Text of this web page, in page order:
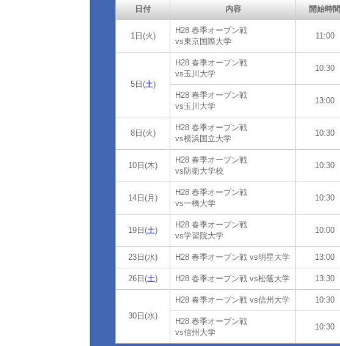
日付 内容 開始時間
1日(火)
H28 春季オープン戦
vs東京国際大学
11:00
5日(土)
H28 春季オープン戦
vs玉川大学
10:30
H28 春季オープン戦
vs玉川大学
13:00
8日(火)
H28 春季オープン戦
vs横浜国立大学
10:30
10日(木)
H28 春季オープン戦
vs防衛大学校
10:30
14日(月)
H28 春季オープン戦
vs一橋大学
10:30
19日(土)
H28 春季オープン戦
vs学習院大学
10:00
23日(水) H28 春季オープン戦 vs明星大学 13:00
26日(土) H28 春季オープン戦 vs松蔭大学 13:30
30日(水)
H28 春季オープン戦 vs信州大学 10:30
H28 春季オープン戦
vs信州大学
10:30